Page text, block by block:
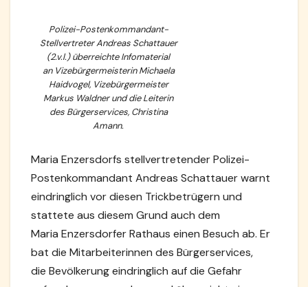
Polizei-Postenkommandant-
Stellvertreter Andreas Schattauer
(2.v.l.) überreichte Infomaterial
an Vizebürgermeisterin Michaela
Haidvogel, Vizebürgermeister
Markus Waldner und die Leiterin
des Bürgerservices, Christina
Amann.
Maria Enzersdorfs stellvertretender Polizei-
Postenkommandant Andreas Schattauer warnt
eindringlich vor diesen Trickbetrügern und
stattete aus diesem Grund auch dem
Maria Enzersdorfer Rathaus einen Besuch ab. Er
bat die Mitarbeiterinnen des Bürgerservices,
die Bevölkerung eindringlich auf die Gefahr